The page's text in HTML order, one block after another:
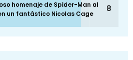
homenaje de Spider-Man al
un fantástico Nicolas Cage
8